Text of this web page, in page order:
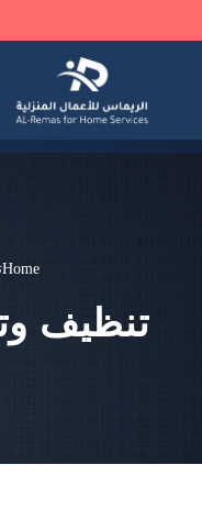
Home
تنظيف